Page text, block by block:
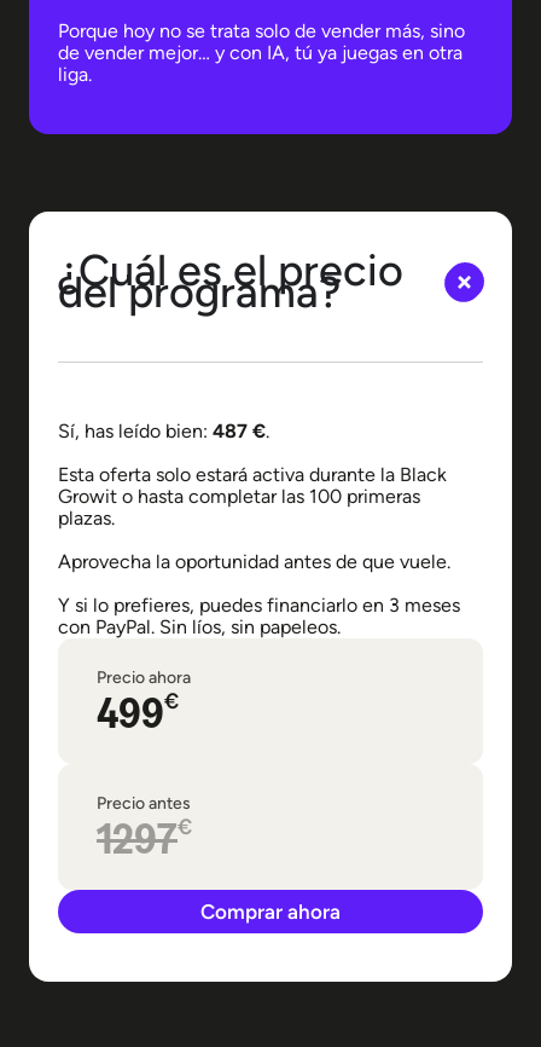
Porque hoy no se trata solo de vender más, sino
de vender mejor… y con IA, tú ya juegas en otra
liga.
¿Cuál es el precio
del programa?
Sí, has leído bien: 487 €.
Esta oferta solo estará activa durante la Black
Growit o hasta completar las 100 primeras
plazas.
Aprovecha la oportunidad antes de que vuele.
Y si lo prefieres, puedes financiarlo en 3 meses
con PayPal. Sin líos, sin papeleos.
Precio ahora
499€
Precio antes
1297€
Comprar ahora